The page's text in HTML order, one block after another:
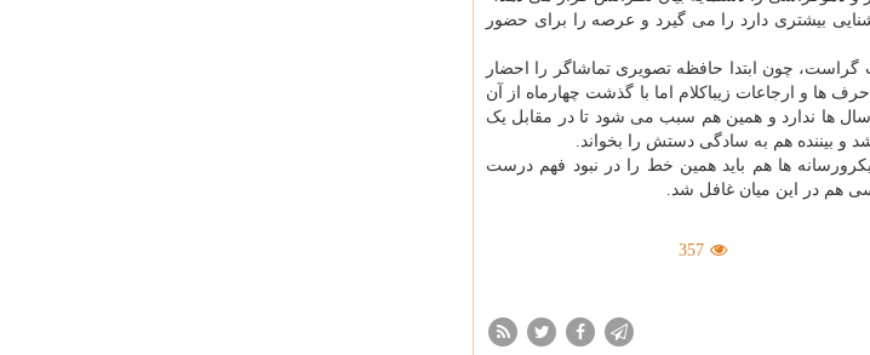
بیشتری دارد را می گیرد و عرصه را برای حضور
گراست، چون ابتدا حافظه تصویری تماشاگر را احضار
و ارجاعات زیباکلام اما با گذشت چهارماه از آن
سال ها ندارد و همین هم سبب می شود تا در مقابل یک
و بیننده هم به سادگی دستش را بخواند.
ها هم باید همین خط را در نبود فهم درست
هم در این میان غافل شد.
357